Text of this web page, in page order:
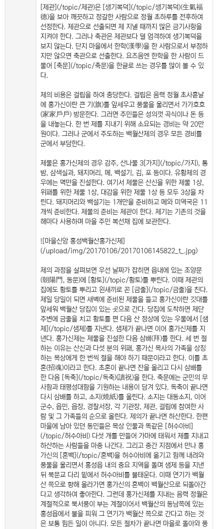
[제관](/topic/제관)은 [생기복덕](/topic/생기복덕)(生氣福
德)을 보아 깨끗하고 정갈한 사람으로 정월 초하루를 전후하여
선정한다. 제관으로 선출되면 제 지낼 때까지 많은 금기사항을
지켜야 한다. 그러나 축관은 제관보다 덜 엄격하여 생기복덕을
보지 않는다. 단지 마을에서 한학(漢學)을 한 사람으로서 부정하
지만 않으면 축관으로 선출한다. 요즈음엔 한학을 한 사람이 드
물어 [축문](/topic/축문)을 한글로 쓰는 경우를 많이 볼 수 있
다.
제의 비용은 걸립을 하여 충당한다. 걸립은 음력 정월 초사흗날
에 홍가신이란 큰 기(旗)를 앞세우고 풍물을 울리면서 가가호호
(家家戶戶) 방문한다. 그러면 주민들은 성의껏 곡식이나 돈 등
을 내놓는다. 한 번 제를 지내기 위해 소요되는 경비는 약 20만
원이다. 그러나 군에서 주도하는 백월산제의 경우 모든 경비를
군에서 부담한다.
제물은 홍가신제의 경우 감주, 산나물 3[가지](/topic/가지), 통
밤, 삼색실과, 돼지머리, 메, 백설기, 김, 포 등이다. 유황제의 경
우에는 멱만을 진설한다. 여기서 제물은 산신을 위한 제물 1상,
위패를 위한 제물 1상, 대감을 위한 제물 1상 등 모두 3상을 차
린다. 돼지머리와 백설기는 1개만을 준비하고 메와 미역국은 11
개씩 준비한다. 제물의 준비는 제관이 한다. 제기는 기존의 것을
해마다 사용하며 마을 주민 복선채 집에 보관한다.
![마을신앙 홍성백월산홍가신제]
(/upload/img/20170106/20170106145822_t_.jpg)
제의 과정을 살펴보면 우선 날짜가 잡히면 읍내에 있는 조양문
(朝陽門, 동문)에 [황토](/topic/황토)를 뿌린다. 이때 제관의
집에도 황토를 뿌리고 왼새끼로 꼰 [금줄](/topic/금줄)을 친다.
제일 당일이 되면 새벽에 준비된 제물을 들고 홍가신이란 깃대를
앞세워 백월산 당집이 있는 곳으로 간다. 당집에 도착하면 제단
주변에 금줄을 치고 황토를 편 다음 산 정상에 있는 우물에서 [샘
제](/topic/샘제)를 지낸다. 샘제가 끝나면 이어 홍가신제를 지
낸다. 홍가신제는 제물을 진설한 다음 삼배(拜)를 한다. 세 번 절
하는 이유는 산신과 다섯 분의 위패, 홍가신 목사의 가족을 상징
하는 목상에게 한 번씩 절을 해야 하기 때문이라고 한다. 이를 초
혼(招魂)이라고 한다. 초혼이 끝나면 잔을 올리고 다시 삼배를
한 다음 [독축](/topic/독축)(讀祝)을 한다. 축문에는 군민의 무
사함과 태평성대함을 기원하는 내용이 담겨 있다. 독축이 끝나면
다시 삼배를 하고, 소지(燒紙)를 올린다. 소지는 대동소지, 이어
군수, 읍민, 읍장, 경찰서장, 각 기관장, 제관, 걸립에 참여한 사
람 및 그 가족들의 순으로 올린다. 제의가 끝나면 하산한다. 한편
마을에 남아 있던 동민들은 목상 인물과 똑같은 [허수아비]
(/topic/허수아비) 다섯 개를 만들어 가마에 태워서 제를 지내고
하산하는 사람들을 마중 나간다. 그리고 중간 지점에서 만나 홍
가신의 [혼백](/topic/혼백)을 허수아비에 옮기고 함께 내려와
풍물을 울리면서 홍성읍 내의 중요 지역을 돌며 샘제 등을 지낸
뒤 북문교 다리 밑에서 허수아비를 불태운다. 이때 연기가 백월
산 쪽으로 향해 올라가면 홍가신의 혼백이 백월산으로 되돌아간
다고 생각하여 좋아한다. 그런데 홍가신제를 지내는 음력 정월은
계절적으로 북서풍이 부는 계절이어서 백월산의 동남쪽에 있는
홍성읍에서 불을 피워 그 연기가 백월산 쪽으로 간다고 하는 것
은 보통 힘든 일이 아니다. 모든 절차가 끝나면 마을로 돌아와 풍